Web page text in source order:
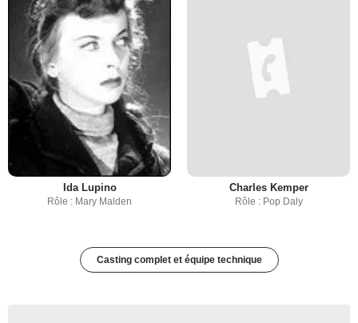
Ida Lupino
Rôle : Mary Malden
Charles Kemper
Rôle : Pop Daly
Casting complet et équipe technique